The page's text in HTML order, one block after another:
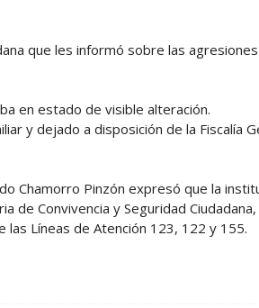
que les informó sobre las
en estado de visible alteración.
y dejado a disposición de la Fiscalía
Chamorro Pinzón expresó que la
de Convivencia y Seguridad Ciudadana,
las Líneas de Atención 123, 122 y 155.